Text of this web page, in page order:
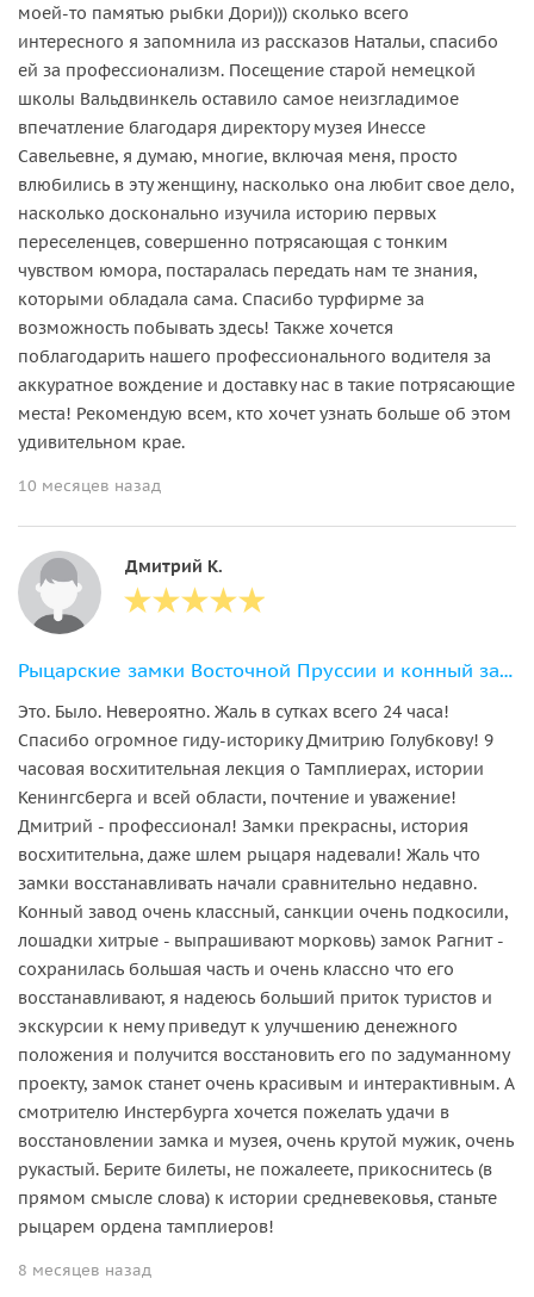
моей-то памятью рыбки Дори))) сколько всего
интересного я запомнила из рассказов Натальи, спасибо
ей за профессионализм. Посещение старой немецкой
школы Вальдвинкель оставило самое неизгладимое
впечатление благодаря директору музея Инессе
Савельевне, я думаю, многие, включая меня, просто
влюбились в эту женщину, насколько она любит свое дело,
насколько досконально изучила историю первых
переселенцев, совершенно потрясающая с тонким
чувством юмора, постаралась передать нам те знания,
которыми обладала сама. Спасибо турфирме за
возможность побывать здесь! Также хочется
поблагодарить нашего профессионального водителя за
аккуратное вождение и доставку нас в такие потрясающие
места! Рекомендую всем, кто хочет узнать больше об этом
удивительном крае.
10 месяцев назад
Дмитрий К.
Рыцарские замки Восточной Пруссии и конный завод «Георгенбург»
Это. Было. Невероятно. Жаль в сутках всего 24 часа!
Спасибо огромное гиду-историку Дмитрию Голубкову! 9
часовая восхитительная лекция о Тамплиерах, истории
Кенингсберга и всей области, почтение и уважение!
Дмитрий - профессионал! Замки прекрасны, история
восхитительна, даже шлем рыцаря надевали! Жаль что
замки восстанавливать начали сравнительно недавно.
Конный завод очень классный, санкции очень подкосили,
лошадки хитрые - выпрашивают морковь) замок Рагнит -
сохранилась большая часть и очень классно что его
восстанавливают, я надеюсь больший приток туристов и
экскурсии к нему приведут к улучшению денежного
положения и получится восстановить его по задуманному
проекту, замок станет очень красивым и интерактивным. А
смотрителю Инстербурга хочется пожелать удачи в
восстановлении замка и музея, очень крутой мужик, очень
рукастый. Берите билеты, не пожалеете, прикоснитесь (в
прямом смысле слова) к истории средневековья, станьте
рыцарем ордена тамплиеров!
8 месяцев назад